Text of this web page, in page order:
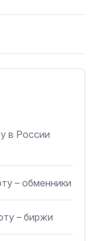
в России
– обменники
– биржи